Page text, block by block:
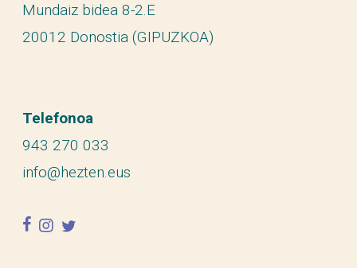
Mundaiz bidea 8-2.E
20012 Donostia (GIPUZKOA)
Telefonoa
943 270 033
info@hezten.eus
facebook
instagram
twitter